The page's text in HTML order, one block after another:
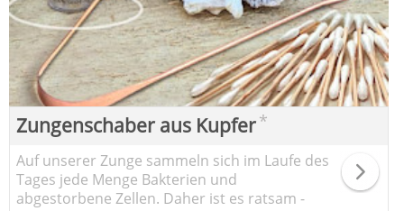
Zungenschaber aus Kupfer*
Auf unserer Zunge sammeln sich im Laufe des
Tages jede Menge Bakterien und
abgestorbene Zellen. Daher ist es ratsam -